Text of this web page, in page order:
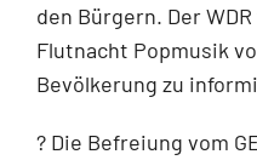
den Bürgern. Der
Flutnacht Popmusik
Bevölkerung zu
? Die Befreiung vom